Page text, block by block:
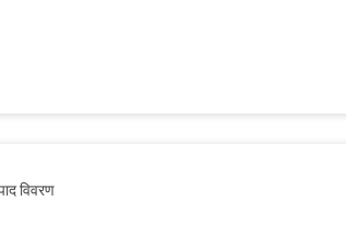
विवरण